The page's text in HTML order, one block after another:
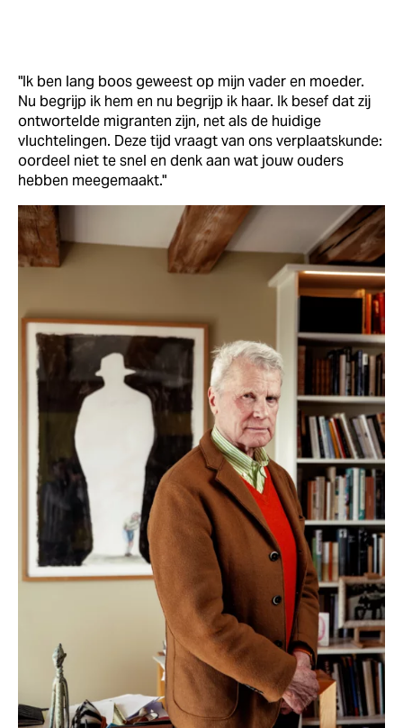
"Ik ben lang boos geweest op mijn vader en moeder.
Nu begrijp ik hem en nu begrijp ik haar. Ik besef dat zij
ontwortelde migranten zijn, net als de huidige
vluchtelingen. Deze tijd vraagt van ons verplaatskunde:
oordeel niet te snel en denk aan wat jouw ouders
hebben meegemaakt."